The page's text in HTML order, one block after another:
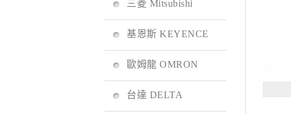
三菱 Mitsubishi
基恩斯 KEYENCE
歐姆龍 OMRON
台達 DELTA